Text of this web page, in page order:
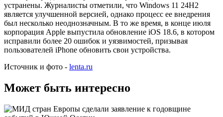
устранены. Журналисты отметили, что Windows 11 24H2
является улучшенной версией, однако процесс ее внедрения
был несколько неоднозначным. В то же время, в конце июля
корпорация Apple выпустила обновление iOS 18.6, в котором
исправили более 20 ошибок и уязвимостей, призывая
пользователей iPhone обновить свои устройства.
Источник и фото - lenta.ru
Может быть интересно